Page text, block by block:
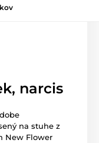
narcis
na stuhe z
New Flower